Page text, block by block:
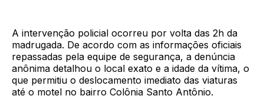
A intervenção policial ocorreu por volta das 2h da
madrugada. De acordo com as informações oficiais
repassadas pela equipe de segurança, a denúncia
anônima detalhou o local exato e a idade da vítima, o
que permitiu o deslocamento imediato das viaturas
até o motel no bairro Colônia Santo Antônio.